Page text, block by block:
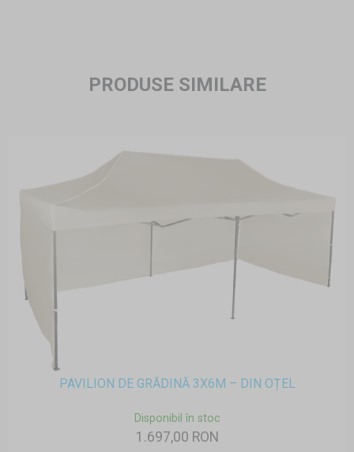
PRODUSE SIMILARE
PAVILION DE GRĂDINĂ 3X6M – DIN OȚEL
Disponibil în stoc
1.697,00 RON